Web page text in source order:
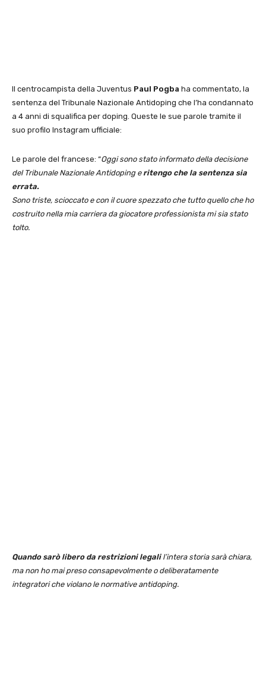
Il centrocampista della Juventus Paul Pogba ha commentato, la
sentenza del Tribunale Nazionale Antidoping che l’ha condannato
a 4 anni di squalifica per doping. Queste le sue parole tramite il
suo profilo Instagram ufficiale:
Le parole del francese: “Oggi sono stato informato della decisione
del Tribunale Nazionale Antidoping e ritengo che la sentenza sia
errata.
Sono triste, scioccato e con il cuore spezzato che tutto quello che ho
costruito nella mia carriera da giocatore professionista mi sia stato
tolto.
Quando sarò libero da restrizioni legalil’intera storia sarà chiara,
ma non ho mai preso consapevolmente o deliberatamente
integratori che violano le normative antidoping.